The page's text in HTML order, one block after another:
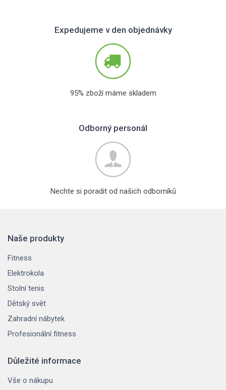
Expedujeme v den objednávky
95% zboží máme skladem
Odborný personál
Nechte si poradit od našich odborníků
Naše produkty
Fitness
Elektrokola
Stolní tenis
Dětský svět
Zahradní nábytek
Profesionální fitness
Důležité informace
Vše o nákupu